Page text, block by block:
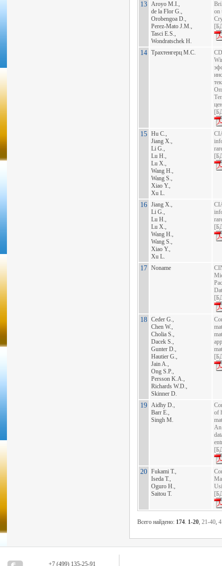
13 Aroyo M.I.,
de la Flor G.,
Orobengoa D.,
Perez-Mato J.M.,
Tasci E.S.,
Wondratschek H.
on
[
14 Трахтенгерц М.С.
[
15 Hu C.,
Jiang X.,
Li G.,
Lu H.,
Lu X.,
Wang H.,
Wang S.,
Xiao Y.,
Xu L.
[
16 Jiang X.,
Li G.,
Lu H.,
Lu X.,
Wang H.,
Wang S.,
Xiao Y.,
Xu L.
[
17 Noname
[
18 Ceder G.,
Chen W.,
Cholia S.,
Dacek S.,
Gunter D.,
Hautier G.,
Jain A.,
Ong S.P.,
Persson K.A.,
Richards W.D.,
Skinner D.
[
19 Aidhy D.,
Barr E.,
Singh M.
of
An
[
20 Fukami T.,
Iseda T.,
Oguro H.,
Saitou T.
[
Всего найдено: 174. 1-20, 21-40,
+7 (499) 135-25-91